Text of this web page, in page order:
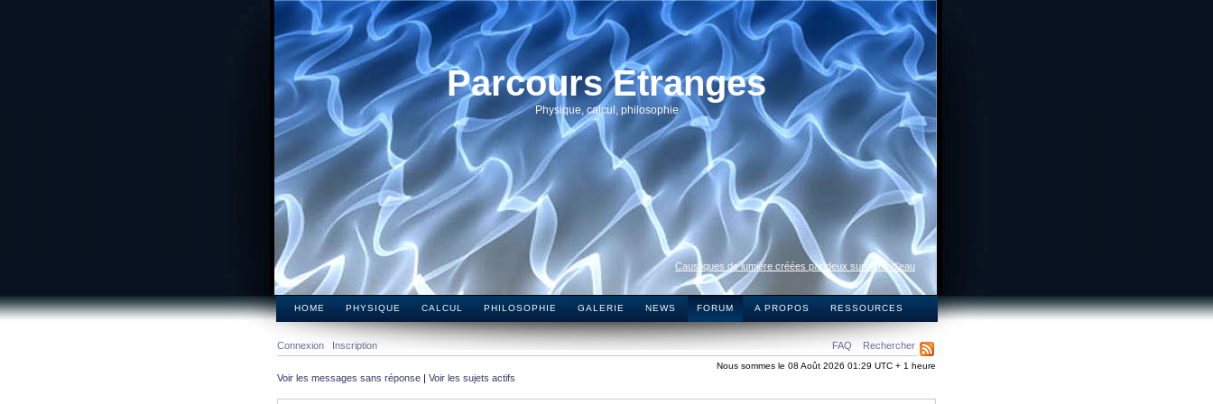
Parcours Etranges
Physique, calcul, philosophie
Caustiques de lumière créées par deux surfaces d’eau
HOME PHYSIQUE CALCUL PHILOSOPHIE GALERIE NEWS FORUM A PROPOS RESSOURCES
FAQ Rechercher
Connexion Inscription
Nous sommes le 08 Août 2026 01:29 UTC + 1 heure
Voir les messages sans réponse | Voir les sujets actifs